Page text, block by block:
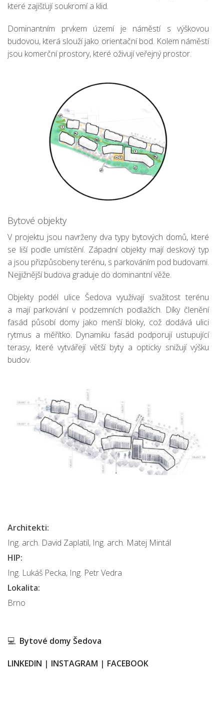
které zajišťují soukromí a klid.
Dominantním prvkem území je náměstí s výškovou
budovou, která slouží jako orientační bod. Kolem náměstí
jsou komerční prostory, které oživují veřejný prostor.
Bytové objekty
V projektu jsou navrženy dva typy bytových domů, které
se liší podle umístění. Západní objekty mají deskový typ
a jsou přizpůsobeny terénu, s parkováním pod budovami.
Nejjižnější budova graduje do dominantní věže.
Objekty podél ulice Šedova využívají svažitost terénu
a mají parkování v podzemních podlažích. Díky členění
fasád působí domy jako menší bloky, což dodává ulici
rytmus a měřítko. Dynamiku fasád podporují ustupující
terasy, které vytvářejí větší byty a opticky snižují výšku
budov.
Architekti:
Ing. arch. David Zaplatil, Ing. arch. Matej Mintál
HIP:
Ing. Lukáš Pecka, Ing. Petr Vedra
Lokalita:
Brno
💻 Bytové domy Šedova
LINKEDIN | INSTAGRAM | FACEBOOK